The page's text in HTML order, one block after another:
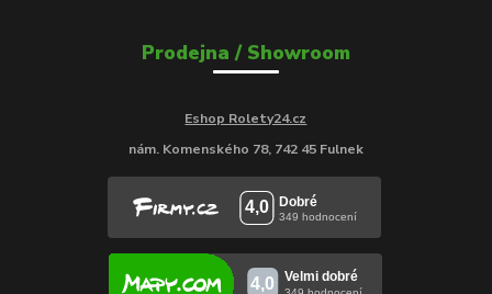
Prodejna / Showroom
Eshop Rolety24.cz
nám. Komenského 78, 742 45 Fulnek